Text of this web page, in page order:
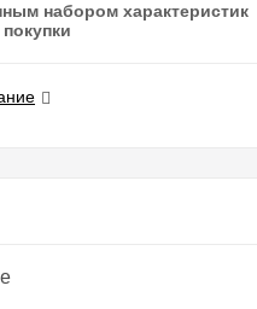
набором характеристик